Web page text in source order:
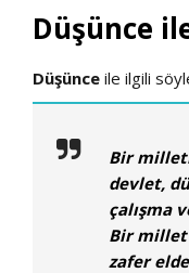
Düşünce
Düşünce ile ilgili
Bir
devlet,
çalışma
Bir millet
zafer